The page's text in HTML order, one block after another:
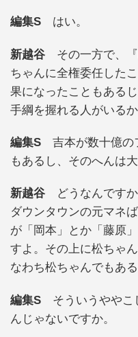
編集S はい。
新越谷 その一方で、
ちゃんに全権委任した
果になったこともある
手綱を握れる人がいる
編集S 吉本が数十億の
もあるし、そのへんは
新越谷
どうなんです
ダウンタウンの元マネ
が「岡本」とか「藤原
すよ。その上に松ちゃ
なわち松ちゃんでもある
編集S そういうやや
んじゃないですか。